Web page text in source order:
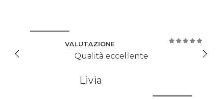
VALUTAZIONE 100%
Qualità eccellente
Livia